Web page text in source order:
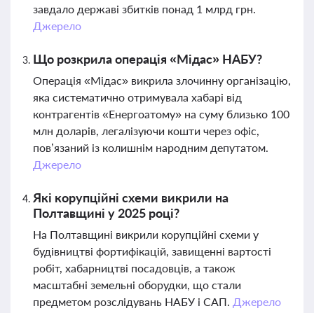
завдало державі збитків понад 1 млрд грн.
Джерело
Що розкрила операція «Мідас» НАБУ?
Операція «Мідас» викрила злочинну організацію,
яка систематично отримувала хабарі від
контрагентів «Енергоатому» на суму близько 100
млн доларів, легалізуючи кошти через офіс,
пов’язаний із колишнім народним депутатом.
Джерело
Які корупційні схеми викрили на
Полтавщині у 2025 році?
На Полтавщині викрили корупційні схеми у
будівництві фортифікацій, завищенні вартості
робіт, хабарництві посадовців, а також
масштабні земельні оборудки, що стали
предметом розслідувань НАБУ і САП. Джерело